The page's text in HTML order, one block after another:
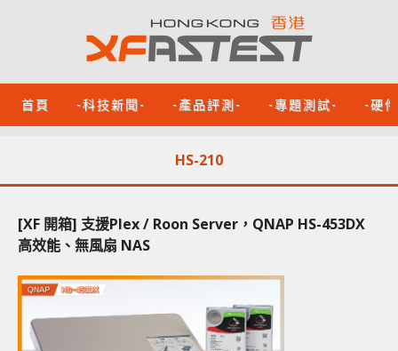
首頁 -科技新聞- -產品評測- -專題測試- -硬
HS-210
[XF 開箱] 支援Plex / Roon Server，QNAP HS-453DX
高效能、無風扇 NAS